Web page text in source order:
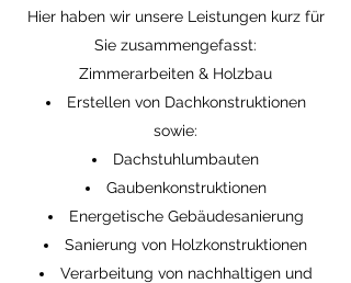
Hier haben wir unsere Leistungen kurz für
Sie zusammengefasst:
Zimmerarbeiten & Holzbau
Erstellen von Dachkonstruktionen
sowie:
Dachstuhlumbauten
Gaubenkonstruktionen
Energetische Gebäudesanierung
Sanierung von Holzkonstruktionen
Verarbeitung von nachhaltigen und